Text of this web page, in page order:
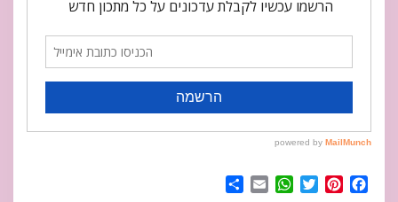
Facebook
Pinterest
Twitter
WhatsApp
Email